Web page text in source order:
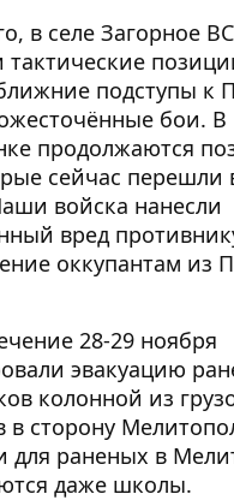
в селе Загорное
подступы к
бои. В
продолжаются
сейчас перешли
войска нанесли
вред
оккупантам из
28-29 ноября
эвакуацию
колонной из
в сторону
для раненых в
даже школы.